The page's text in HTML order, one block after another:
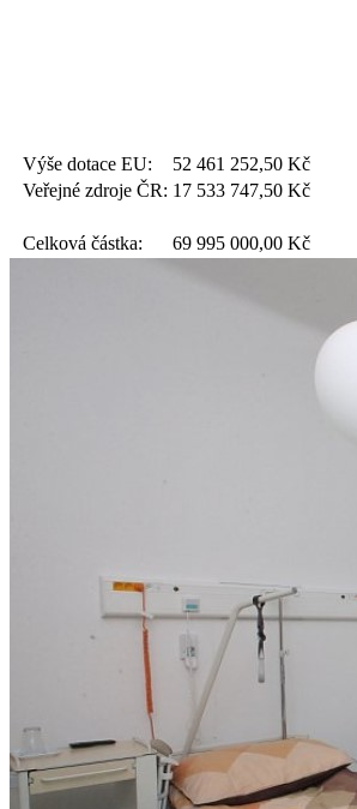
Výše dotace EU: 52 461 252,50 Kč
Veřejné zdroje ČR: 17 533 747,50 Kč
Celková částka: 69 995 000,00 Kč